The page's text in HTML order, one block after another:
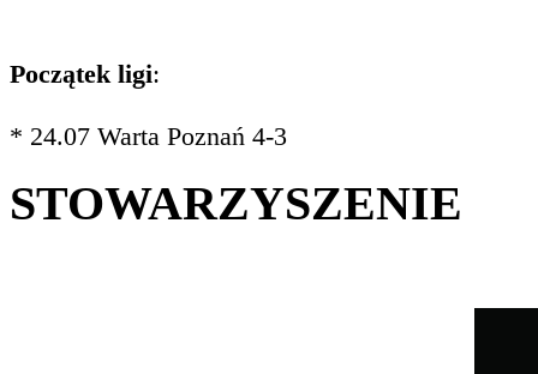
Początek ligi:
* 24.07 Warta Poznań 4-3
STOWARZYSZENIE